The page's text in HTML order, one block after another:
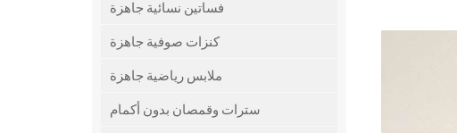
فساتين نسائية جاهزة
كنزات صوفية جاهزة
ملابس رياضية جاهزة
سترات وقمصان بدون أكمام